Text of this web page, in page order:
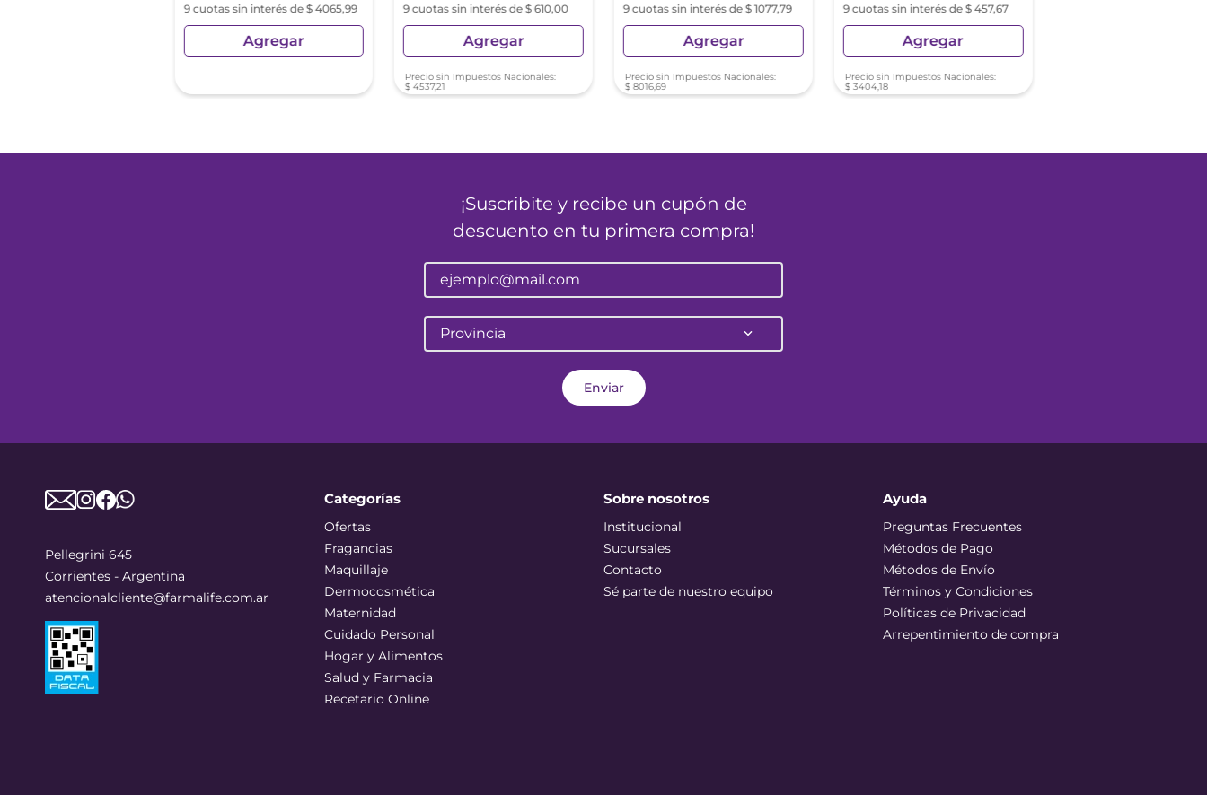
9 cuotas sin interés de $ 4065,99
Agregar
9 cuotas sin interés de $ 610,00
Agregar
Precio sin Impuestos Nacionales:
$ 4537,21
9 cuotas sin interés de $ 1077,79
Agregar
Precio sin Impuestos Nacionales:
$ 8016,69
9 cuotas sin interés de $ 457,67
Agregar
Precio sin Impuestos Nacionales:
$ 3404,18
¡Suscribite y recibe un cupón de
descuento en tu primera compra!
Provincia
Enviar
Pellegrini 645
Corrientes - Argentina
atencionalcliente@farmalife.com.ar
Categorías
Ofertas
Fragancias
Maquillaje
Dermocosmética
Maternidad
Cuidado Personal
Hogar y Alimentos
Salud y Farmacia
Recetario Online
Sobre nosotros
Institucional
Sucursales
Contacto
Sé parte de nuestro equipo
Ayuda
Preguntas Frecuentes
Métodos de Pago
Métodos de Envío
Términos y Condiciones
Políticas de Privacidad
Arrepentimiento de compra